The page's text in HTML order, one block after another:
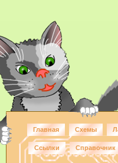
Главная Схемы
Ссылки Справочник